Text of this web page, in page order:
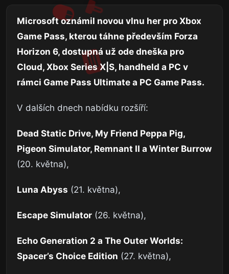
Microsoft oznámil novou vlnu her pro Xbox
Game Pass, kterou táhne především Forza
Horizon 6, dostupná už ode dneška pro
Cloud, Xbox Series X|S, handheld a PC v
rámci Game Pass Ultimate a PC Game Pass.
V dalších dnech nabídku rozšíří:
Dead Static Drive, My Friend Peppa Pig,
Pigeon Simulator, Remnant II a Winter Burrow
(20. května),
Luna Abyss (21. května),
Escape Simulator (26. května),
Echo Generation 2 a The Outer Worlds:
Spacer’s Choice Edition (27. května),